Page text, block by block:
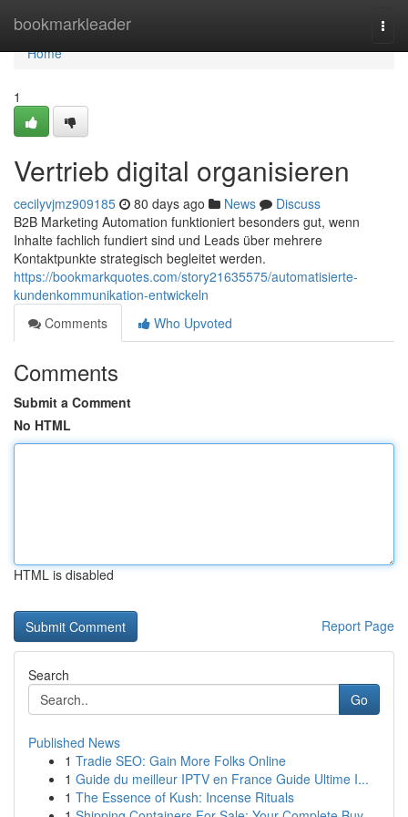
bookmarkleader
Home
Home
1
Vertrieb digital organisieren
cecilyvjmz909185 80 days ago News
Discuss
B2B Marketing Automation funktioniert besonders gut, wenn
Inhalte fachlich fundiert sind und Leads über mehrere
Kontaktpunkte strategisch begleitet werden.
https://bookmarkquotes.com/story21635575/automatisierte-
kundenkommunikation-entwickeln
Comments
Who Upvoted
Comments
Submit a Comment
No HTML
HTML is disabled
Report Page
Search
Go
Published News
1 Tradie SEO: Gain More Folks Online
1 Guide du meilleur IPTV en France Guide Ultime I...
1 The Essence of Kush: Incense Rituals